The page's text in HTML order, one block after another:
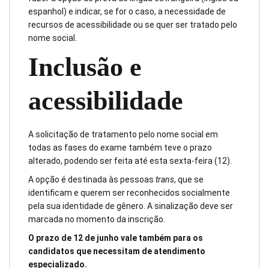
espanhol) e indicar, se for o caso, a necessidade de
recursos de acessibilidade ou se quer ser tratado pelo
nome social.
Inclusão e
acessibilidade
A solicitação de tratamento pelo nome social em
todas as fases do exame também teve o prazo
alterado, podendo ser feita até esta sexta-feira (12).
A opção é destinada às pessoas trans, que se
identificam e querem ser reconhecidos socialmente
pela sua identidade de gênero. A sinalização deve ser
marcada no momento da inscrição.
O prazo de 12 de junho vale também para os
candidatos que necessitam de atendimento
especializado.